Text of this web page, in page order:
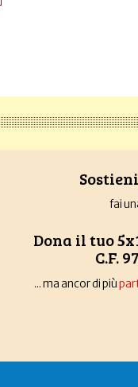
fai
Dona il tuo
C.F.
... ma ancor di più